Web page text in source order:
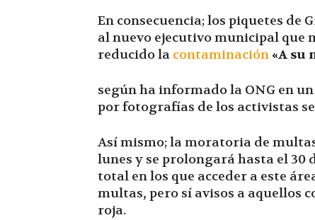
En consecuencia; los piquetes de
al nuevo ejecutivo municipal que
reducido la contaminación «A su
según ha informado la ONG en
por fotografías de los activistas
Así mismo; la moratoria de
lunes y se prolongará hasta el 30
total en los que acceder a este
multas, pero sí avisos a aquellos
roja.